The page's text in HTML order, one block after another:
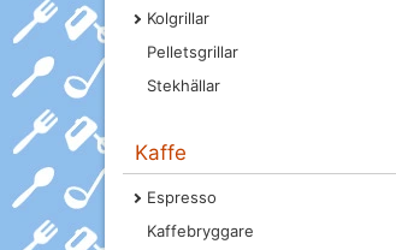
Kolgrillar
Pelletsgrillar
Stekhällar
Kaffe
Espresso
Kaffebryggare